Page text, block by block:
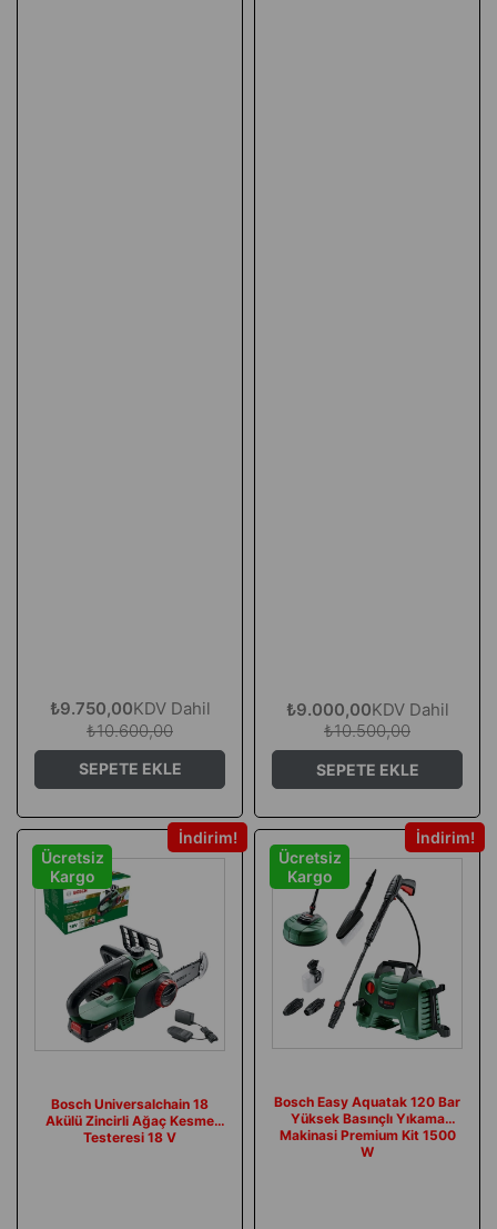
₺9.750,00KDV Dahil
₺10.600,00
SEPETE EKLE
₺9.000,00KDV Dahil
₺10.500,00
SEPETE EKLE
Bosch Universalchain 18
Akülü Zincirli Ağaç Kesme
Testeresi 18 V
İndirim
Ücretsiz
Kargo
Bosch Easy Aquatak 120 Bar
Yüksek Basınçlı Yıkama
Makinasi Premium Kit 1500
W
İndirim
Ücretsiz
Kargo